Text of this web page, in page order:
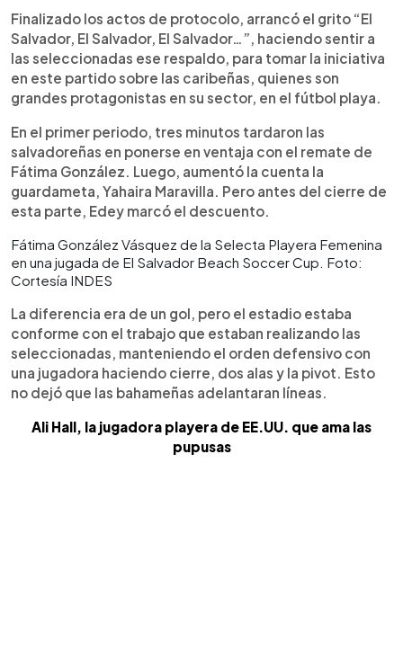
Finalizado los actos de protocolo, arrancó el grito “El
Salvador, El Salvador, El Salvador…”, haciendo sentir a
las seleccionadas ese respaldo, para tomar la iniciativa
en este partido sobre las caribeñas, quienes son
grandes protagonistas en su sector, en el fútbol playa.
En el primer periodo, tres minutos tardaron las
salvadoreñas en ponerse en ventaja con el remate de
Fátima González. Luego, aumentó la cuenta la
guardameta, Yahaira Maravilla. Pero antes del cierre de
esta parte, Edey marcó el descuento.
Fátima González Vásquez de la Selecta Playera Femenina
en una jugada de El Salvador Beach Soccer Cup. Foto:
Cortesía INDES
La diferencia era de un gol, pero el estadio estaba
conforme con el trabajo que estaban realizando las
seleccionadas, manteniendo el orden defensivo con
una jugadora haciendo cierre, dos alas y la pivot. Esto
no dejó que las bahameñas adelantaran líneas.
Ali Hall, la jugadora playera de EE.UU. que ama las
pupusas